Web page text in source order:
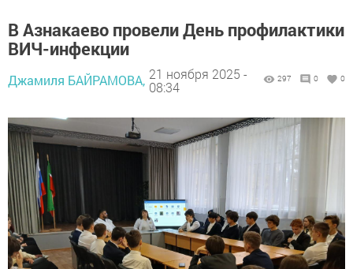
В Азнакаево провели День профилактики
ВИЧ-инфекции
Джамиля БАЙРАМОВА, 21 ноября 2025 -
08:34
297 0 0